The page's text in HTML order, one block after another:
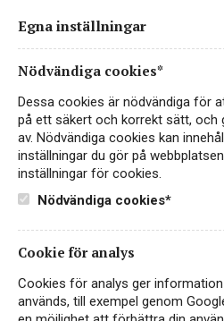
Vid frågor, kontakta
Egna inställningar
Nödvändiga cookies*
Dessa cookies är nödvändiga för
på ett säkert och korrekt sätt, och
av. Nödvändiga cookies kan
inställningar du gör på
inställningar för cookies.
Nödvändiga cookies*
Cookie för analys
Cookies för analys ger
används, till exempel genom